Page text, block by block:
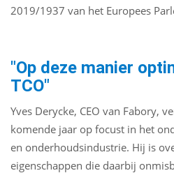
2019/1937 van het Europees
"Op deze manier
TCO"
Yves Derycke, CEO van Fabory,
komende jaar op focust in het
en onderhoudsindustrie. Hij is
eigenschappen die daarbij